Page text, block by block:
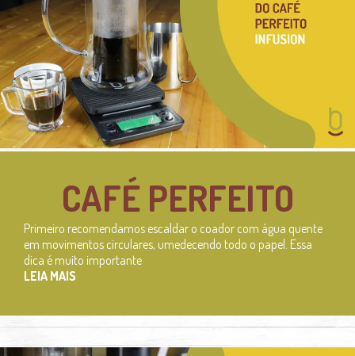
CAFÉ PERFEITO
Primeiro recomendamos escaldar o coador com água quente
em movimentos circulares, umedecendo todo o papel. Essa
dica é muito importante
LEIA MAIS